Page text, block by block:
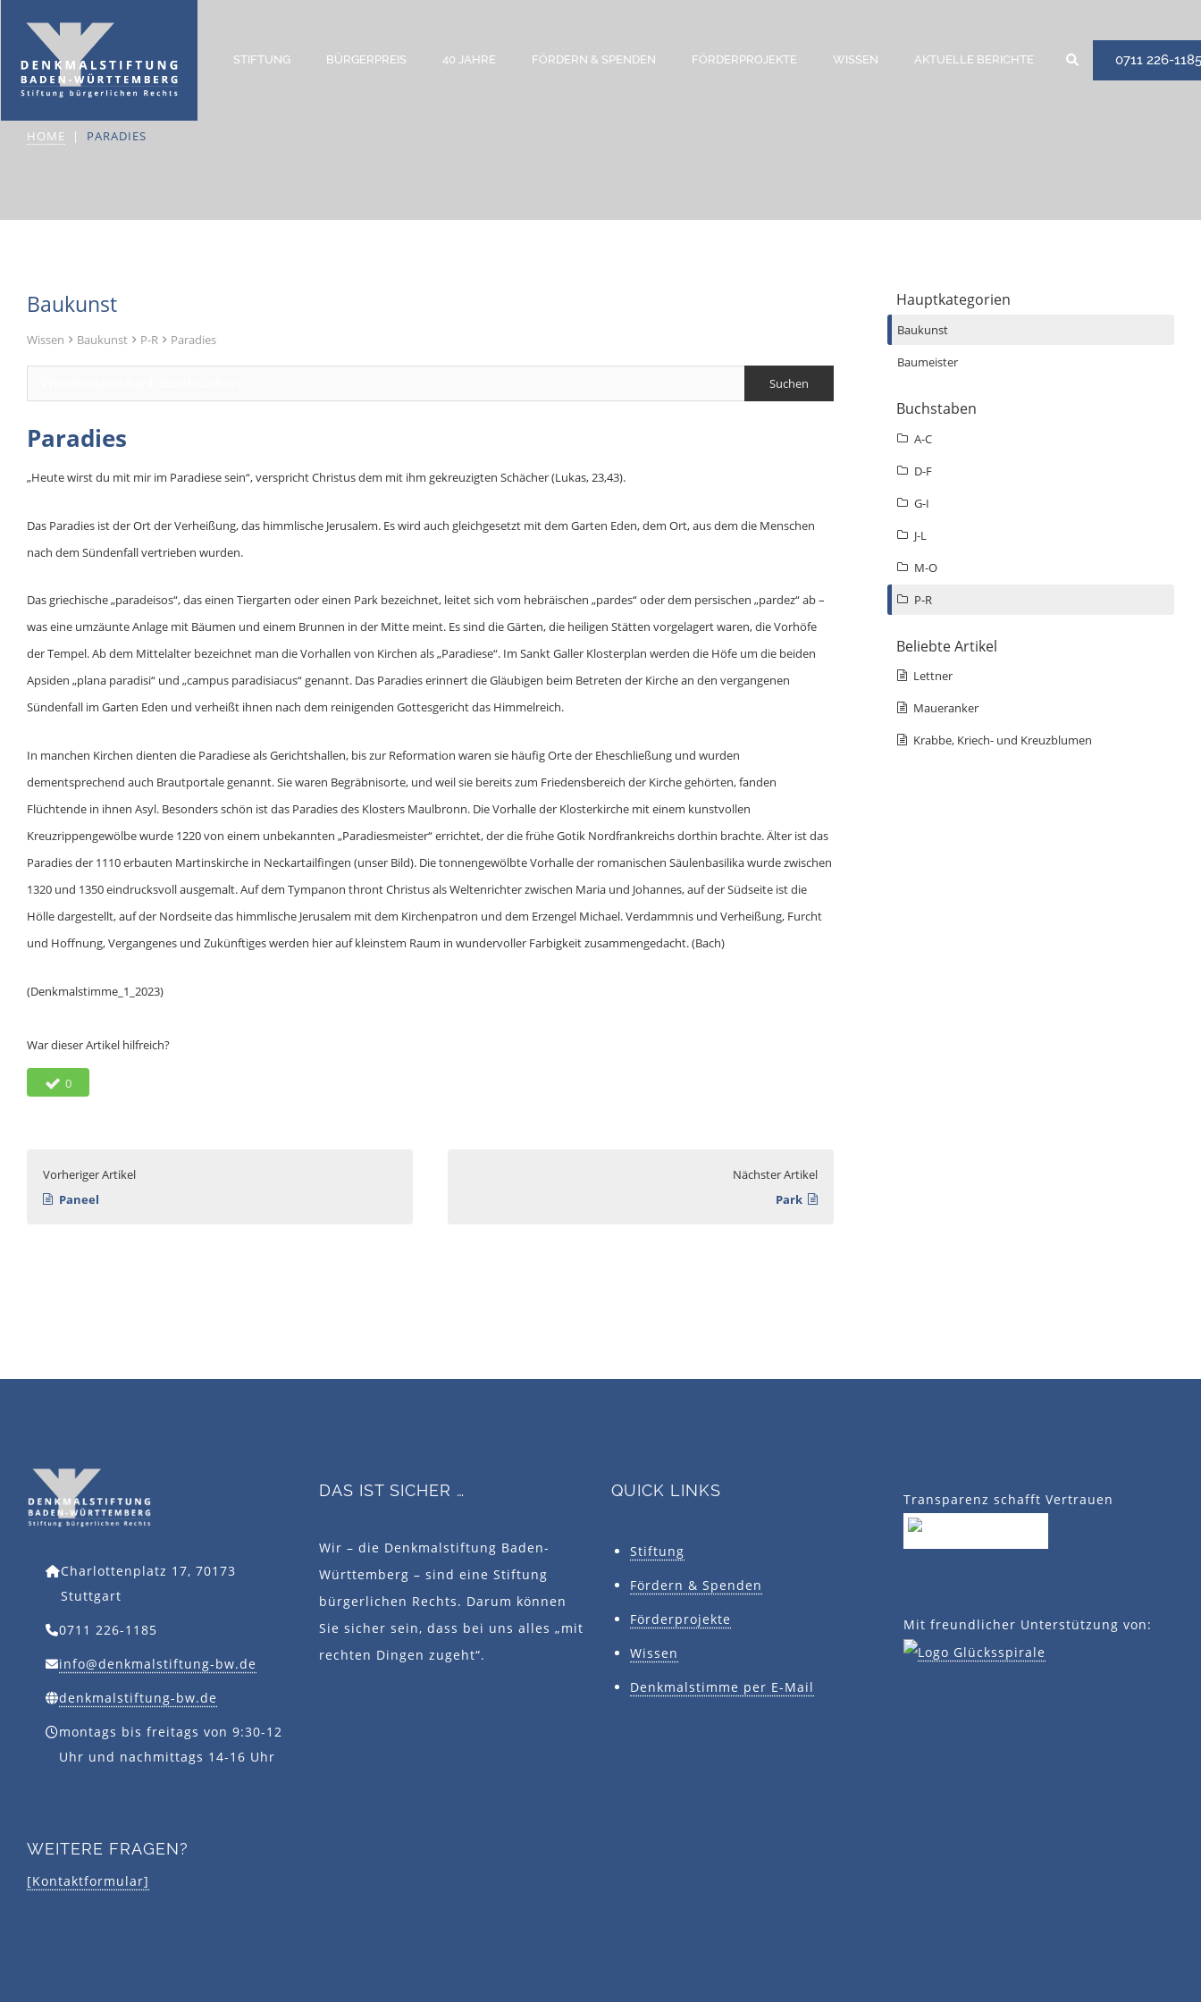
STIFTUNG BÜRGERPREIS 40 JAHRE FÖRDERN & SPENDEN FÖRDERPROJEKTE WISSEN AKTUELLE BERICHTE 0711 226-1185
Paradies
HOME PARADIES
Baukunst
Wissen Baukunst P-R Paradies
Paradies
„Heute wirst du mit mir im Paradiese sein“, verspricht Christus dem mit ihm gekreuzigten Schächer (Lukas, 23,43).
Das Paradies ist der Ort der Verheißung, das himmlische Jerusalem. Es wird auch gleichgesetzt mit dem Garten Eden, dem Ort, aus dem die Menschen
nach dem Sündenfall vertrieben wurden.
Das griechische „paradeisos“, das einen Tiergarten oder einen Park bezeichnet, leitet sich vom hebräischen „pardes“ oder dem persischen „pardez“ ab –
was eine umzäunte Anlage mit Bäumen und einem Brunnen in der Mitte meint. Es sind die Gärten, die heiligen Stätten vorgelagert waren, die Vorhöfe
der Tempel. Ab dem Mittelalter bezeichnet man die Vorhallen von Kirchen als „Paradiese“. Im Sankt Galler Klosterplan werden die Höfe um die beiden
Apsiden „plana paradisi“ und „campus paradisiacus“ genannt. Das Paradies erinnert die Gläubigen beim Betreten der Kirche an den vergangenen
Sündenfall im Garten Eden und verheißt ihnen nach dem reinigenden Gottesgericht das Himmelreich.
In manchen Kirchen dienten die Paradiese als Gerichtshallen, bis zur Reformation waren sie häufig Orte der Eheschließung und wurden
dementsprechend auch Brautportale genannt. Sie waren Begräbnisorte, und weil sie bereits zum Friedensbereich der Kirche gehörten, fanden
Flüchtende in ihnen Asyl. Besonders schön ist das Paradies des Klosters Maulbronn. Die Vorhalle der Klosterkirche mit einem kunstvollen
Kreuzrippengewölbe wurde 1220 von einem unbekannten „Paradiesmeister“ errichtet, der die frühe Gotik Nordfrankreichs dorthin brachte. Älter ist das
Paradies der 1110 erbauten Martinskirche in Neckartailfingen (unser Bild). Die tonnengewölbte Vorhalle der romanischen Säulenbasilika wurde zwischen
1320 und 1350 eindrucksvoll ausgemalt. Auf dem Tympanon thront Christus als Weltenrichter zwischen Maria und Johannes, auf der Südseite ist die
Hölle dargestellt, auf der Nordseite das himmlische Jerusalem mit dem Kirchenpatron und dem Erzengel Michael. Verdammnis und Verheißung, Furcht
und Hoffnung, Vergangenes und Zukünftiges werden hier auf kleinstem Raum in wundervoller Farbigkeit zusammengedacht. (Bach)
(Denkmalstimme_1_2023)
War dieser Artikel hilfreich?
0
Vorheriger Artikel
Paneel
Nächster Artikel
Park
Hauptkategorien
Baukunst
Baumeister
Buchstaben
A-C
D-F
G-I
J-L
M-O
P-R
Beliebte Artikel
Lettner
Maueranker
Krabbe, Kriech- und Kreuzblumen
Charlottenplatz 17, 70173
Stuttgart
0711 226-1185
info@denkmalstiftung-bw.de
denkmalstiftung-bw.de
montags bis freitags von 9:30-12
Uhr und nachmittags 14-16 Uhr
WEITERE FRAGEN?
[Kontaktformular]
DAS IST SICHER …
Wir – die Denkmalstiftung Baden-
Württemberg – sind eine Stiftung
bürgerlichen Rechts. Darum können
Sie sicher sein, dass bei uns alles „mit
rechten Dingen zugeht“.
QUICK LINKS
Stiftung
Fördern & Spenden
Förderprojekte
Wissen
Denkmalstimme per E-Mail
Transparenz schafft Vertrauen
Mit freundlicher Unterstützung von: